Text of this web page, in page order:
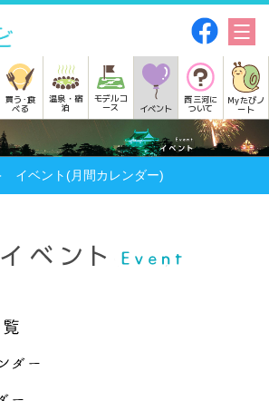
買う･食
べる
温泉・宿
泊
モデルコ
ース イベント
西三河に
ついて
Myたびノ
ート
イベント(月間カレンダー)